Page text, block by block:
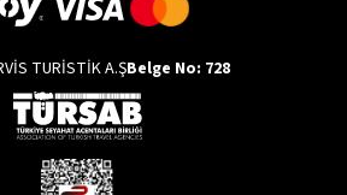
TURİSTİK A.ŞBelge No: 728